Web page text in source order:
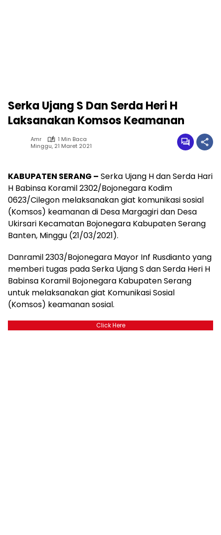
Serka Ujang S Dan Serda Heri H
Laksanakan Komsos Keamanan
Amr
1 Min Baca
Minggu, 21 Maret 2021
KABUPATEN SERANG – Serka Ujang H dan Serda Hari
H Babinsa Koramil 2302/Bojonegara Kodim
0623/Cilegon melaksanakan giat komunikasi sosial
(Komsos) keamanan di Desa Margagiri dan Desa
Ukirsari Kecamatan Bojonegara Kabupaten Serang
Banten, Minggu (21/03/2021).
Danramil 2303/Bojonegara Mayor Inf Rusdianto yang
memberi tugas pada Serka Ujang S dan Serda Heri H
Babinsa Koramil Bojonegara Kabupaten Serang
untuk melaksanakan giat Komunikasi Sosial
(Komsos) keamanan sosial.
Click Here